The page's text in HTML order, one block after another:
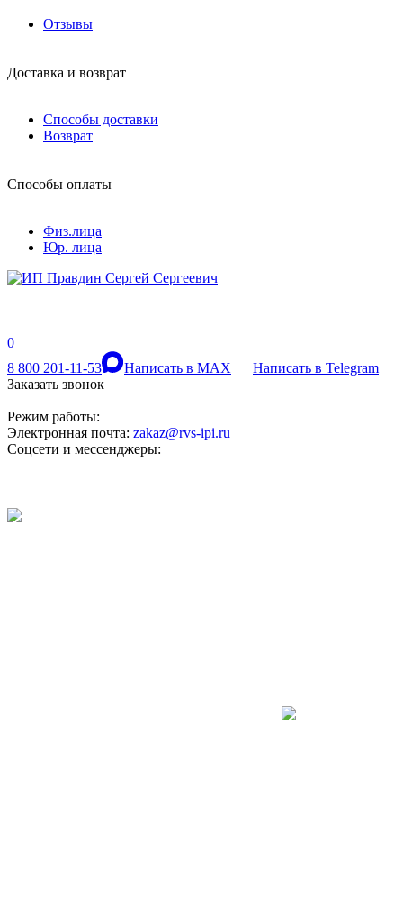
Отзывы
Доставка и возврат
Способы доставки
Возврат
Способы оплаты
Физ.лица
Юр. лица
0
8 800 201-11-53
Написать в MAX
Написать в Telegram
Заказать звонок
Режим работы:
Электронная почта: zakaz@rvs-ipi.ru
Соцсети и мессенджеры: